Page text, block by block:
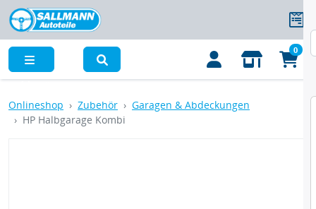
0
Onlineshop Zubehör
Garagen & Abdeckungen
HP Halbgarage Kombi